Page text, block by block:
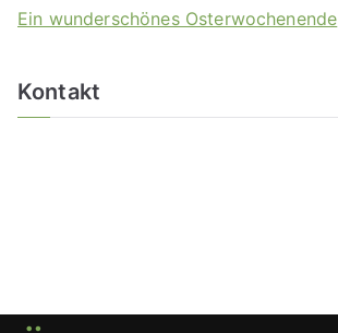
Ein wunderschönes Osterwochenende
Kontakt